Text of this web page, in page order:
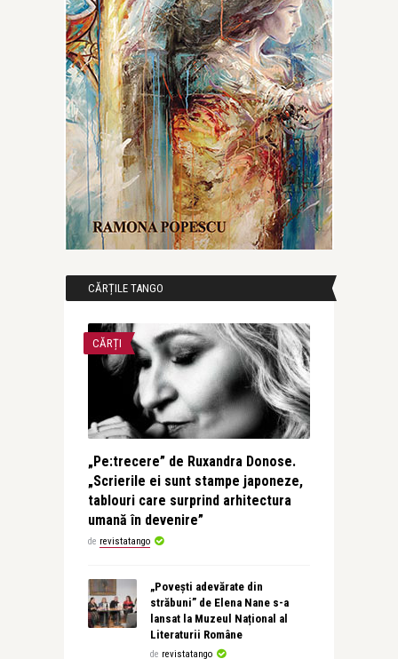
CĂRȚILE TANGO
CĂRȚI
„Pe:trecere” de Ruxandra Donose.
„Scrierile ei sunt stampe japoneze,
tablouri care surprind arhitectura
umană în devenire”
de revistatango
„Povești adevărate din
străbuni” de Elena Nane s-a
lansat la Muzeul Național al
Literaturii Române
de revistatango